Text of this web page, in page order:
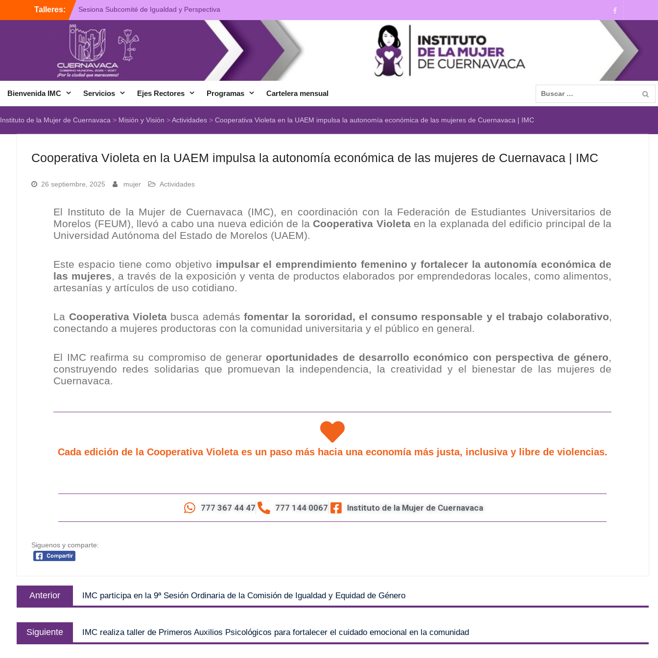
Talleres:
Sesiona Subcomité de Igualdad y Perspectiva
de Género del Ayuntamiento de Cuernavaca
Plática de Prevención de la Violencia de
Género
Presentan “Busqueda y Reconciliación”,
Tercera Antología del IMC
Bienvenida IMC Servicios Ejes Rectores Programas Cartelera mensual
Instituto de la Mujer de Cuernavaca > Misión y Visión >Actividades > Cooperativa Violeta en la UAEM impulsa la autonomía económica de las mujeres de Cuernavaca | IMC
Cooperativa Violeta en la UAEM impulsa la autonomía económica de las mujeres de Cuernavaca | IMC
26 septiembre, 2025 mujer Actividades
El Instituto de la Mujer de Cuernavaca (IMC), en coordinación con la Federación de Estudiantes Universitarios de
Morelos (FEUM), llevó a cabo una nueva edición de la Cooperativa Violetaen la explanada del edificio principal de la
Universidad Autónoma del Estado de Morelos (UAEM).
Este espacio tiene como objetivo impulsar el emprendimiento femenino y fortalecer la autonomía económica de
las mujeres, a través de la exposición y venta de productos elaborados por emprendedoras locales, como alimentos,
artesanías y artículos de uso cotidiano.
La Cooperativa Violeta busca además fomentar la sororidad, el consumo responsable y el trabajo colaborativo,
conectando a mujeres productoras con la comunidad universitaria y el público en general.
El IMC reafirma su compromiso de generar oportunidades de desarrollo económico con perspectiva de género,
construyendo redes solidarias que promuevan la independencia, la creatividad y el bienestar de las mujeres de
Cuernavaca.
Cada edición de la Cooperativa Violeta es un paso más hacia una economía más justa, inclusiva y libre de violencias.
777 367 44 47 777 144 0067 Instituto de la Mujer de Cuernavaca
Siguenos y comparte:
Anterior IMC participa en la 9ª Sesión Ordinaria de la Comisión de Igualdad y Equidad de Género
Siguiente IMC realiza taller de Primeros Auxilios Psicológicos para fortalecer el cuidado emocional en la comunidad